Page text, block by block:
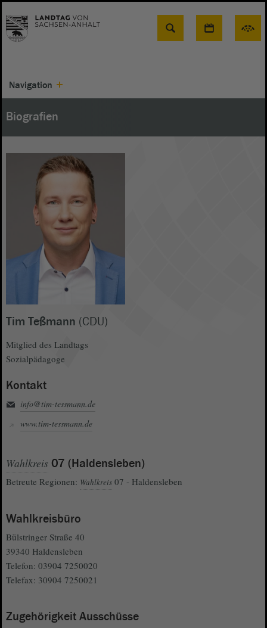
Suche
Navigation
Biografien
Tim Teßmann (CDU)
Mitglied des Landtags
Sozialpädagoge
Kontakt
info@tim-tessmann.de
www.tim-tessmann.de
Wahlkreis 07 (Haldensleben)
Betreute Regionen: Wahlkreis 07 - Haldensleben
Wahlkreisbüro
Bülstringer Straße 40
39340 Haldensleben
Telefon: 03904 7250020
Telefax: 30904 7250021
Zugehörigkeit Ausschüsse